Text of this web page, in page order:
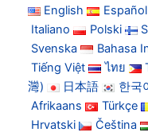
English Español
Italiano
Polski
Svenska
Bahasa
Tiếng Việt
ไทย
灣)
日本語 한국
Afrikaans
Türkçe
Hrvatski
Čeština